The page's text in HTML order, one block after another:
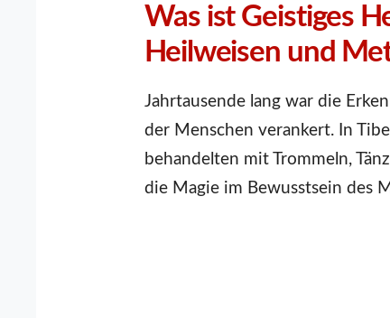
Was ist Geistiges
Heilweisen und
Jahrtausende lang war die
der Menschen verankert. In
behandelten mit Trommeln,
die Magie im Bewusstsein des